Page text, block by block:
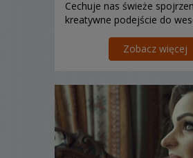
Cechuje nas świeże
kreatywne podejście do
obiektywy Was nie
filmy robią duże wrażenia na
ponadczasowe, wię...
Zobacz więcej